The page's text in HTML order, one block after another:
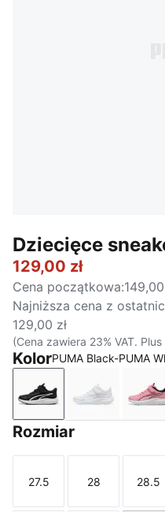
Dziecięce
129,00 zł
Cena początkowa:149,00
Najniższa cena z
129,00 zł
(Cena zawiera 23% VAT.
KolorPUMA Black-PUMA
PUMA Black-PUMA
PUMA
Rozmiar
Rozmiar
27.5
Rozmiar
28 28.5